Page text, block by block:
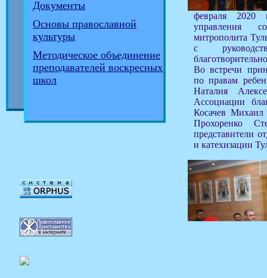
Документы
Основы православной
культуры
Методическое объединение
преподавателей воскресных
школ
февраля 2020
управления
митрополита
с
Во встречи
по правам
Наталия
Ассоциации
Косачев Михаил
Прохоренко
представители
и катехизации